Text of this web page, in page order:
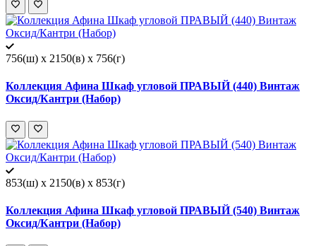
756(ш) x 2150(в) x 756(г)
Коллекция Афина Шкаф угловой ПРАВЫЙ (440) Винтаж
Оксид/Кантри (Набор)
853(ш) x 2150(в) x 853(г)
Коллекция Афина Шкаф угловой ПРАВЫЙ (540) Винтаж
Оксид/Кантри (Набор)